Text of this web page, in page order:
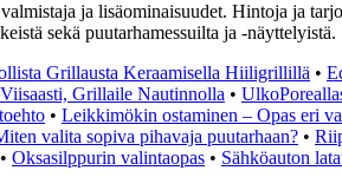
ja lisäominaisuudet. Hintoja ja
sekä puutarhamessuilta ja -näyttelyistä.
Grillausta Keraamisella Hiiligrillillä •
Grillaile Nautinnolla •
• Leikkimökin ostaminen – Opas eri
valita sopiva pihavaja puutarhaan? •
• Oksasilppurin valintaopas • Sähköauton